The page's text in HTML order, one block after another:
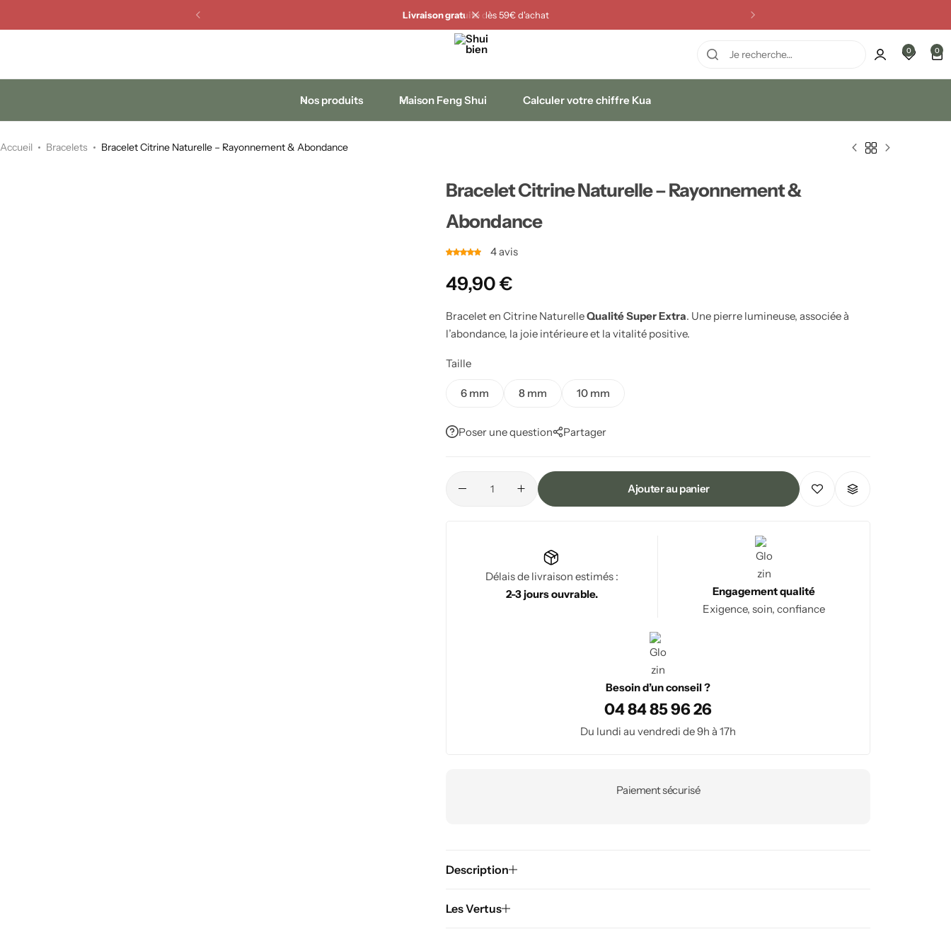
Livraison gratuitedès 59€ d'achat
0 0
Nos produits Maison Feng Shui Calculer votre chiffre Kua
Accueil Bracelets Bracelet Citrine Naturelle – Rayonnement & Abondance
Bracelet Citrine Naturelle – Rayonnement &
Abondance
4avis
49,90€
Bracelet en Citrine NaturelleQualité Super Extra. Une pierre lumineuse, associée à
l’abondance, la joie intérieure et la vitalité positive.
Taille
6 mm 8 mm 10 mm
Poser une question Partager
Ajouter au panier
Délais de livraison estimés :
2-3 jours ouvrable.
Engagement qualité
Exigence, soin, confiance
Besoin d’un conseil ?
04 84 85 96 26
Du lundi au vendredi de 9h à 17h
Paiement sécurisé
Description
Les Vertus